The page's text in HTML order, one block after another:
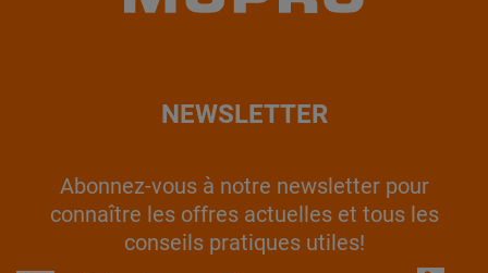
NEWSLETTER
Abonnez-vous à notre newsletter pour
connaître les offres actuelles et tous les
conseils pratiques utiles!